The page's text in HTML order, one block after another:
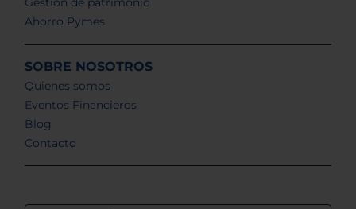
Ahorro Pymes
SOBRE NOSOTROS
Quienes somos
Eventos Financieros
Blog
Contacto